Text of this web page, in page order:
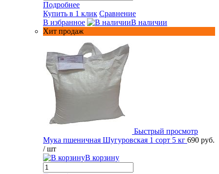
Подробнее
Купить в 1 клик Сравнение
В избранное
В наличии
Хит продаж
Быстрый просмотр
Мука пшеничная Шугуровская 1 сорт 5 кг 690 руб.
/ шт
В корзину